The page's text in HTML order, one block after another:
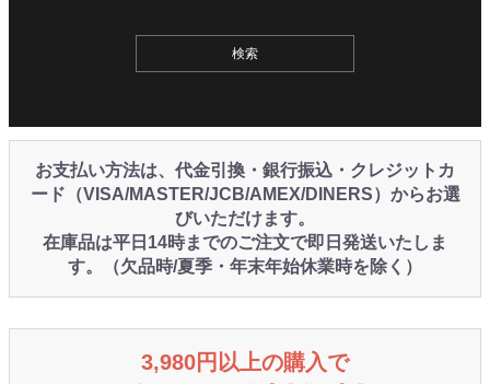
お支払い方法は、代金引換・銀行振込・クレジットカ
ード（VISA/MASTER/JCB/AMEX/DINERS）からお選
びいただけます。
在庫品は平日14時までのご注文で即日発送いたしま
す。（欠品時/夏季・年末年始休業時を除く）
3,980円以上の購入で